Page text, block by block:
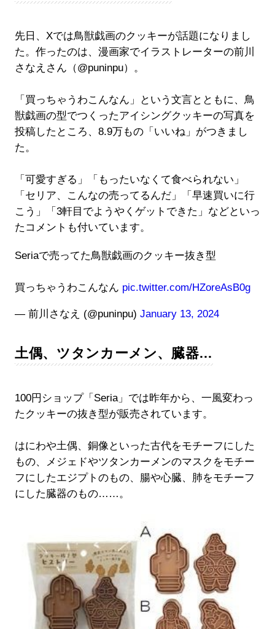
先日、Xでは鳥獣戯画のクッキーが話題になりまし
た。作ったのは、漫画家でイラストレーターの前川
さなえさん（@puninpu）。
「買っちゃうわこんなん」という文言とともに、鳥
獣戯画の型でつくったアイシングクッキーの写真を
投稿したところ、8.9万もの「いいね」がつきまし
た。
「可愛すぎる」「もったいなくて食べられない」
「セリア、こんなの売ってるんだ」「早速買いに行
こう」「3軒目でようやくゲットできた」などといっ
たコメントも付いています。
Seriaで売ってた鳥獣戯画のクッキー抜き型
買っちゃうわこんなん pic.twitter.com/HZoreAsB0g
— 前川さなえ (@puninpu) January 13, 2024
土偶、ツタンカーメン、臓器…
100円ショップ「Seria」では昨年から、一風変わっ
たクッキーの抜き型が販売されています。
はにわや土偶、銅像といった古代をモチーフにした
もの、メジェドやツタンカーメンのマスクをモチー
フにしたエジプトのもの、腸や心臓、肺をモチーフ
にした臓器のもの……。